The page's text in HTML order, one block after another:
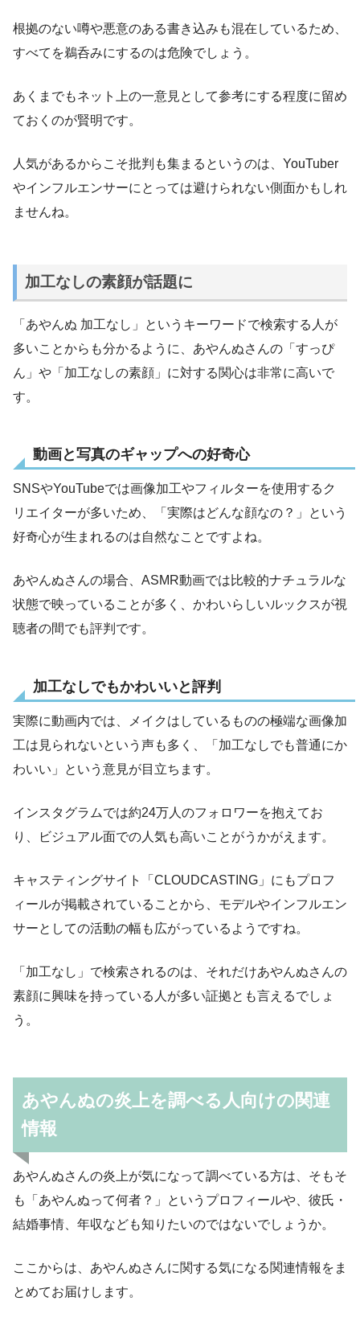
根拠のない噂や悪意のある書き込みも混在しているため、
すべてを鵜呑みにするのは危険でしょう。
あくまでもネット上の一意見として参考にする程度に留め
ておくのが賢明です。
人気があるからこそ批判も集まるというのは、YouTuber
やインフルエンサーにとっては避けられない側面かもしれ
ませんね。
加工なしの素顔が話題に
「あやんぬ 加工なし」というキーワードで検索する人が
多いことからも分かるように、あやんぬさんの「すっぴ
ん」や「加工なしの素顔」に対する関心は非常に高いで
す。
動画と写真のギャップへの好奇心
SNSやYouTubeでは画像加工やフィルターを使用するク
リエイターが多いため、「実際はどんな顔なの？」という
好奇心が生まれるのは自然なことですよね。
あやんぬさんの場合、ASMR動画では比較的ナチュラルな
状態で映っていることが多く、かわいらしいルックスが視
聴者の間でも評判です。
加工なしでもかわいいと評判
実際に動画内では、メイクはしているものの極端な画像加
工は見られないという声も多く、「加工なしでも普通にか
わいい」という意見が目立ちます。
インスタグラムでは約24万人のフォロワーを抱えてお
り、ビジュアル面での人気も高いことがうかがえます。
キャスティングサイト「CLOUDCASTING」にもプロフ
ィールが掲載されていることから、モデルやインフルエン
サーとしての活動の幅も広がっているようですね。
「加工なし」で検索されるのは、それだけあやんぬさんの
素顔に興味を持っている人が多い証拠とも言えるでしょ
う。
あやんぬの炎上を調べる人向けの関連
情報
あやんぬさんの炎上が気になって調べている方は、そもそ
も「あやんぬって何者？」というプロフィールや、彼氏・
結婚事情、年収なども知りたいのではないでしょうか。
ここからは、あやんぬさんに関する気になる関連情報をま
とめてお届けします。